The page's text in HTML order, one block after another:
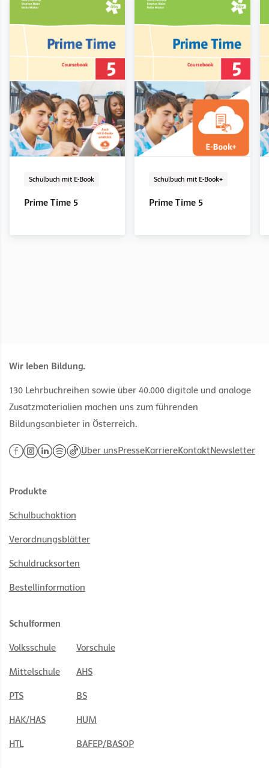
Schulbuch mit E-Book
Prime Time 5
Schulbuch mit E-Book+
Prime Time 5
Wir leben Bildung.
130 Lehrbuchreihen sowie über 40.000 digitale und analoge
Zusatzmaterialien machen uns zum führenden
Bildungsanbieter in Österreich.
Über unsPresseKarriereKontaktNewsletter
Produkte
Schulbuchaktion
Verordnungsblätter
Schuldrucksorten
Bestellinformation
Schulformen
Volksschule Vorschule
Mittelschule AHS
PTS BS
HAK/HAS HUM
HTL BAFEP/BASOP